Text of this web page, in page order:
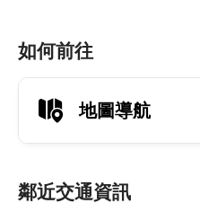
如何前往
地圖導航
鄰近交通資訊